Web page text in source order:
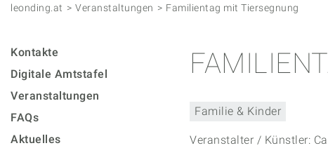
leonding.at Veranstaltungen Familientag mit Tiersegnung
Kontakte
Digitale Amtstafel
Veranstaltungen
FAQs
Aktuelles
Familie & Kinder
Veranstalter / Künstler: